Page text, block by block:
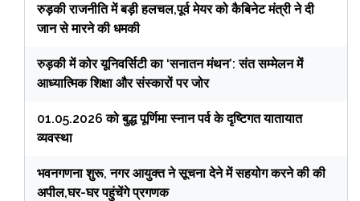
रुड़की राजनीति में बड़ी हलचल,पूर्व मेयर को कैबिनेट मंत्री ने दी
जान से मारने की धमकी
रुड़की में कोर यूनिवर्सिटी का ‘सनातन मंथन’: संत सम्मेलन में
आध्यात्मिक शिक्षा और संस्कारों पर जोर
01.05.2026 को बुद्ध पूर्णिमा स्नान पर्व के दृष्टिगत यातायात
व्यवस्था
भवनगणना शुरू, नगर आयुक्त ने सूचना देने में सहयोग करने की की
अपील,घर-घर पहुंचेंगे प्रगणक